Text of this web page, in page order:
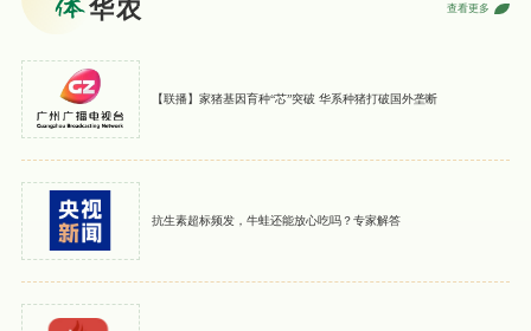
查看更多
【联播】家猪基因育种“芯”突破 华系种猪打破国外垄断
抗生素超标频发，牛蛙还能放心吃吗？专家解答